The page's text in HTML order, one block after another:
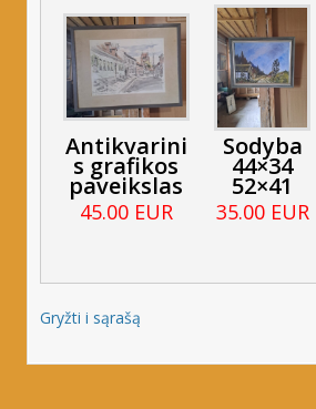
Antikvarini
s grafikos
paveikslas
45.00 EUR
Sodyba
44×34
52×41
35.00 EUR
Gryžti i sąrašą